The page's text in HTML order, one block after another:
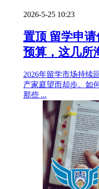
2026-5-25 10:23
置顶 留学申
预算，这几所
2026年留学市场持续
产家庭望而却步。如
那些 ...